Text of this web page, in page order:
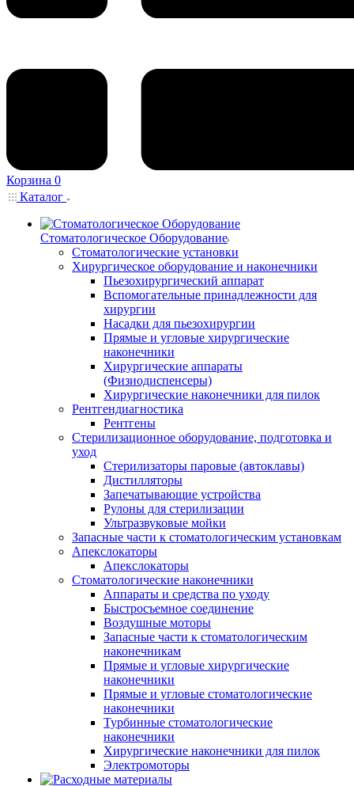
Корзина 0
Каталог
Стоматологическое Оборудование
Стоматологические установки
Хирургическое оборудование и наконечники
Пьезохирургический аппарат
Вспомогательные принадлежности для
хирургии
Насадки для пьезохирургии
Прямые и угловые хирургические
наконечники
Хирургические аппараты
(Физиодиспенсеры)
Хирургические наконечники для пилок
Рентгендиагностика
Рентгены
Стерилизационное оборудование, подготовка и
уход
Стерилизаторы паровые (автоклавы)
Дистилляторы
Запечатывающие устройства
Рулоны для стерилизации
Ультразвуковые мойки
Запасные части к стоматологическим установкам
Апекслокаторы
Апекслокаторы
Стоматологические наконечники
Аппараты и средства по уходу
Быстросъемное соединение
Воздушные моторы
Запасные части к стоматологическим
наконечникам
Прямые и угловые хирургические
наконечники
Прямые и угловые стоматологические
наконечники
Турбинные стоматологические
наконечники
Хирургические наконечники для пилок
Электромоторы